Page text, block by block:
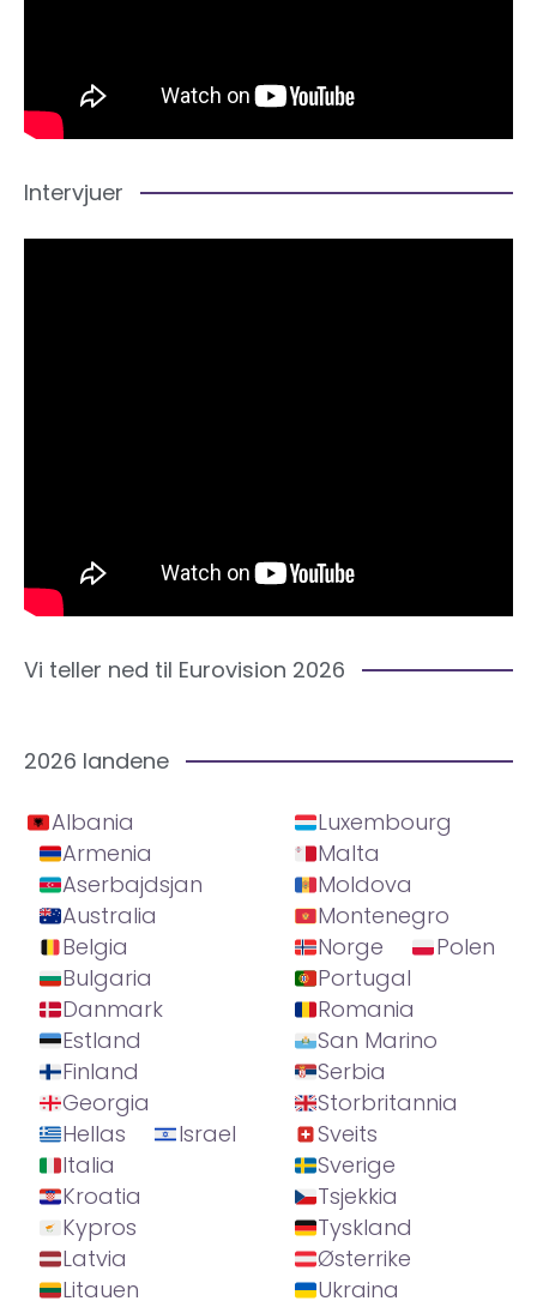
Intervjuer
Vi teller ned til Eurovision 2026
2026 landene
Albania
Armenia
Aserbajdsjan
Australia
Belgia
Bulgaria
Danmark
Estland
Finland
Georgia
Hellas
Israel
Italia
Kroatia
Kypros
Latvia
Litauen
Luxembourg
Malta
Moldova
Montenegro
Norge
Polen
Portugal
Romania
San Marino
Serbia
Storbritannia
Sveits
Sverige
Tsjekkia
Tyskland
Østerrike
Ukraina